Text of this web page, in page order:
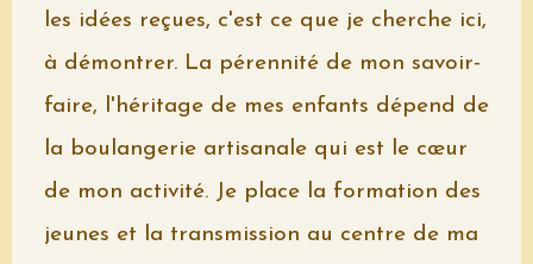
les idées reçues, c'est ce que je cherche ici,
à démontrer. La pérennité de mon savoir-
faire, l'héritage de mes enfants dépend de
la boulangerie artisanale qui est le cœur
de mon activité. Je place la formation des
jeunes et la transmission au centre de ma